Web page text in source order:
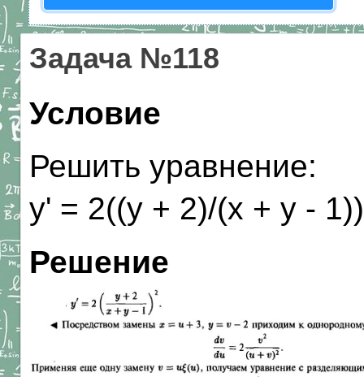
Задача №118
Условие
Решить уравнение:
y' = 2((y + 2)/(x + y - 1))
Решение